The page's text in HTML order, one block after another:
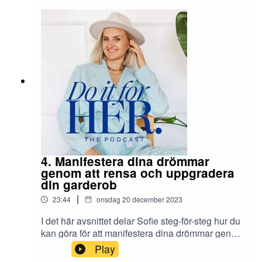
hur du kan göra för att skapa ditt bästa 2024 och
manifestera alla dina drömmar. Connecta med
Sofie:– Mail: sofie@sofiewiberg.se–
Hemsida: https://sofiewiberg.se/–
Instagram: https://www.instagram.com/sofiewiber
4. Manifestera dina drömmar
genom att rensa och uppgradera
din garderob
23:44 | onsdag 20 december 2023
I det här avsnittet delar Sofie steg-för-steg hur du
kan göra för att manifestera dina drömmar genom
att rensa och uppgradera din garderob. Det var
något som hon själv gjorde förra året och idag, ett
Play